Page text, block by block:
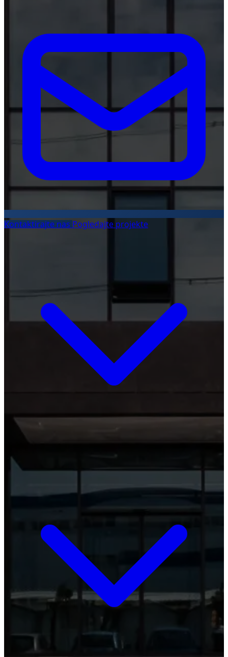
Kontaktirajte nas Pogledajte projekte